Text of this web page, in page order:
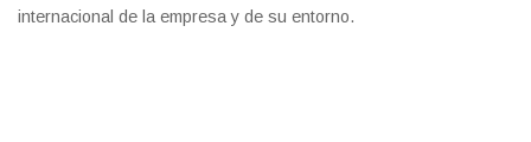
internacional de la empresa y de su entorno.